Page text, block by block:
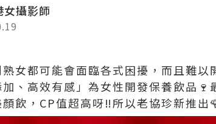
攝影師
女都可能會面臨各式困擾，而且難
、高效有感」為女性開發保養飲品
飲，CP值超高呀‼️所以老協珍新推